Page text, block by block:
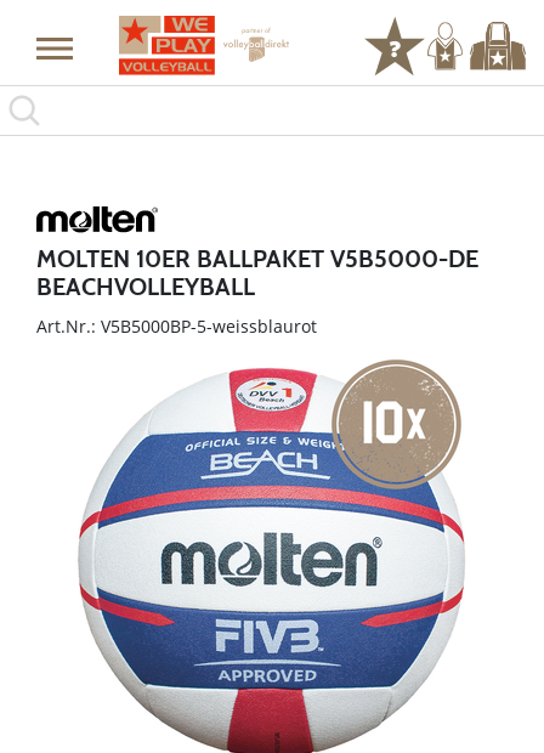
MOLTEN 10ER BALLPAKET V5B5000-DE
BEACHVOLLEYBALL
Art.Nr.: V5B5000BP-5-weissblaurot